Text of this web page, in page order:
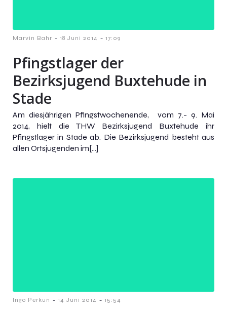
Marvin Bahr - 18 Juni 2014 - 17:09
Pfingstlager der
Bezirksjugend Buxtehude in
Stade
Am diesjährigen Pfingstwochenende, vom 7.- 9. Mai
2014, hielt die THW Bezirksjugend Buxtehude ihr
Pfingstlager in Stade ab. Die Bezirksjugend besteht aus
allen Ortsjugenden im[…]
Ingo Perkun - 14 Juni 2014 - 15:54